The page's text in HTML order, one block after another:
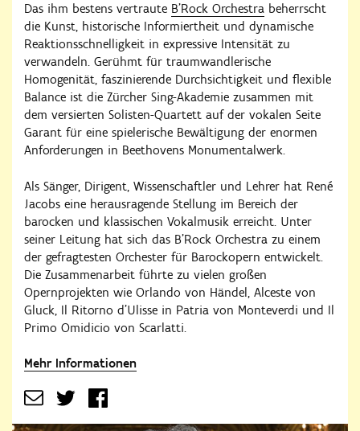
Das ihm bestens vertraute B’Rock Orchestra beherrscht
die Kunst, historische Informiertheit und dynamische
Reaktionsschnelligkeit in expressive Intensität zu
verwandeln. Gerühmt für traumwandlerische
Homogenität, faszinierende Durchsichtigkeit und flexible
Balance ist die Zürcher Sing-Akademie zusammen mit
dem versierten Solisten-Quartett auf der vokalen Seite
Garant für eine spielerische Bewältigung der enormen
Anforderungen in Beethovens Monumentalwerk.
Als Sänger, Dirigent, Wissenschaftler und Lehrer hat René
Jacobs eine herausragende Stellung im Bereich der
barocken und klassischen Vokalmusik erreicht. Unter
seiner Leitung hat sich das B’Rock Orchestra zu einem
der gefragtesten Orchester für Barockopern entwickelt.
Die Zusammenarbeit führte zu vielen großen
Opernprojekten wie Orlando von Händel, Alceste von
Gluck, Il Ritorno d'Ulisse in Patria von Monteverdi und Il
Primo Omidicio von Scarlatti.
Mehr Informationen